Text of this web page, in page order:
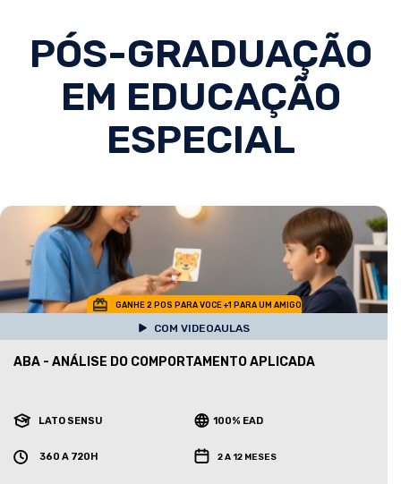
PÓS-GRADUAÇÃO
EM EDUCAÇÃO
ESPECIAL
GANHE 2 POS PARA VOCE +1 PARA UM AMIGO
COM VIDEOAULAS
ABA - ANÁLISE DO COMPORTAMENTO APLICADA
LATO SENSU 100% EAD
360 A 720H 2 A 12 MESES